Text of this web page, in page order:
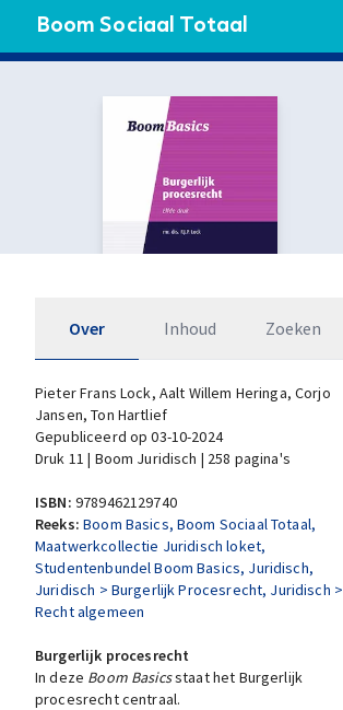
Boom Sociaal Totaal
Over Inhoud Zoeken
Pieter Frans Lock, Aalt Willem Heringa, Corjo
Jansen, Ton Hartlief
Gepubliceerd op 03-10-2024
Druk 11 | Boom Juridisch | 258 pagina's
ISBN: 9789462129740
Reeks:Boom Basics, Boom Sociaal Totaal,
Maatwerkcollectie Juridisch loket,
Studentenbundel Boom Basics, Juridisch,
Juridisch > Burgerlijk Procesrecht, Juridisch >
Recht algemeen
Burgerlijk procesrecht
In deze Boom Basicsstaat het Burgerlijk
procesrecht centraal.